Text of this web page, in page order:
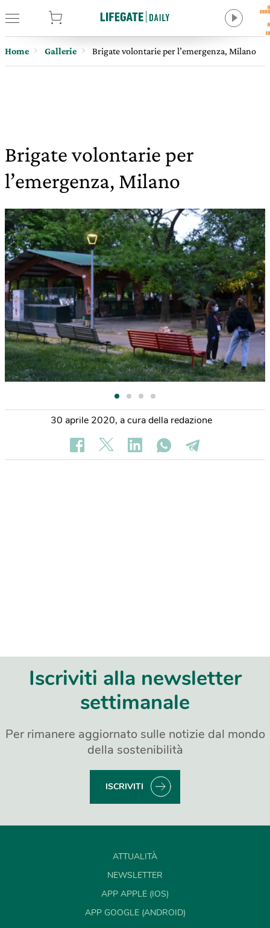
Home Gallerie Brigate volontarie per l’emergenza, Milano
Brigate volontarie per
l’emergenza, Milano
30 aprile 2020, a cura della redazione
Iscriviti alla newsletter
settimanale
Per rimanere aggiornato sulle notizie dal mondo
della sostenibilità
ISCRIVITI
ATTUALITÀ
NEWSLETTER
APP APPLE (IOS)
APP GOOGLE (ANDROID)